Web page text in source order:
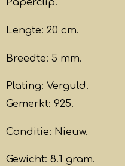
Lengte: 20 cm.
Breedte: 5 mm.
Plating: Verguld.
Gemerkt: 925.
Conditie: Nieuw.
Gewicht: 8.1 gram.